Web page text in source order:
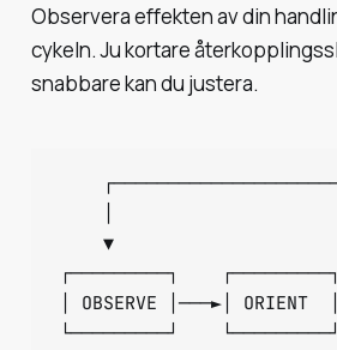
Observera effekten av din
cykeln. Ju kortare
snabbare kan du justera.
▼
┌─────────┐
│ OBSERVE │───►│
└─────────┘